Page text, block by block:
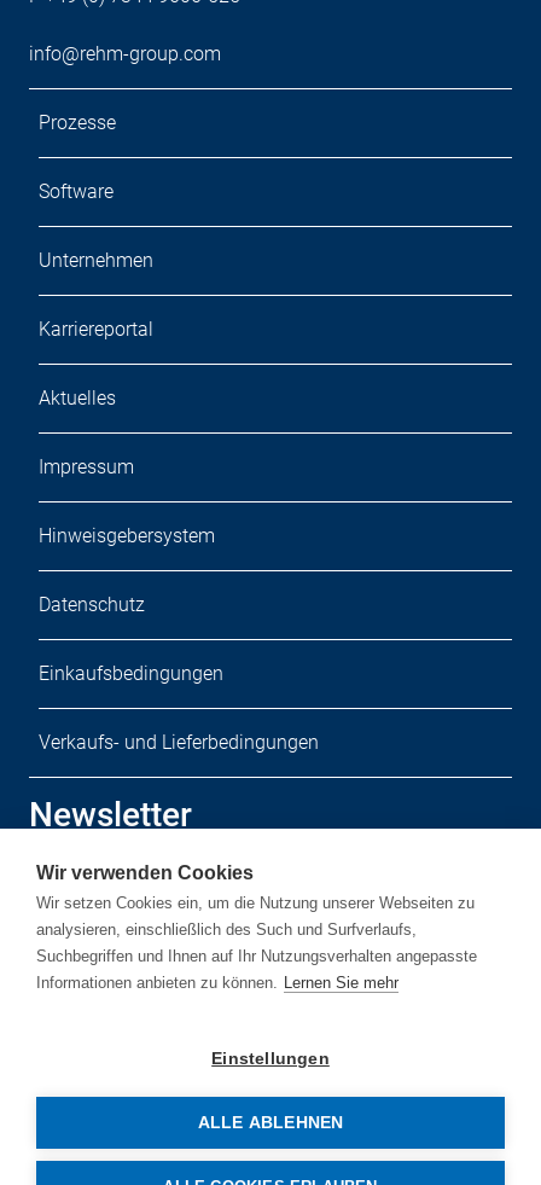
info@rehm-group.com
Prozesse
Software
Unternehmen
Karriereportal
Aktuelles
Impressum
Hinweisgebersystem
Datenschutz
Einkaufsbedingungen
Verkaufs- und Lieferbedingungen
Newsletter
Melden Sie sich zu unserem kostenlosen Newsletter an.
© Copyright by Rehm Thermal Systems GmbH
Wir verwenden Cookies
Wir setzen Cookies ein, um die Nutzung unserer Webseiten zu
analysieren, einschließlich des Such und Surfverlaufs,
Suchbegriffen und Ihnen auf Ihr Nutzungsverhalten angepasste
Informationen anbieten zu können. Lernen Sie mehr
Einstellungen
ALLE ABLEHNEN